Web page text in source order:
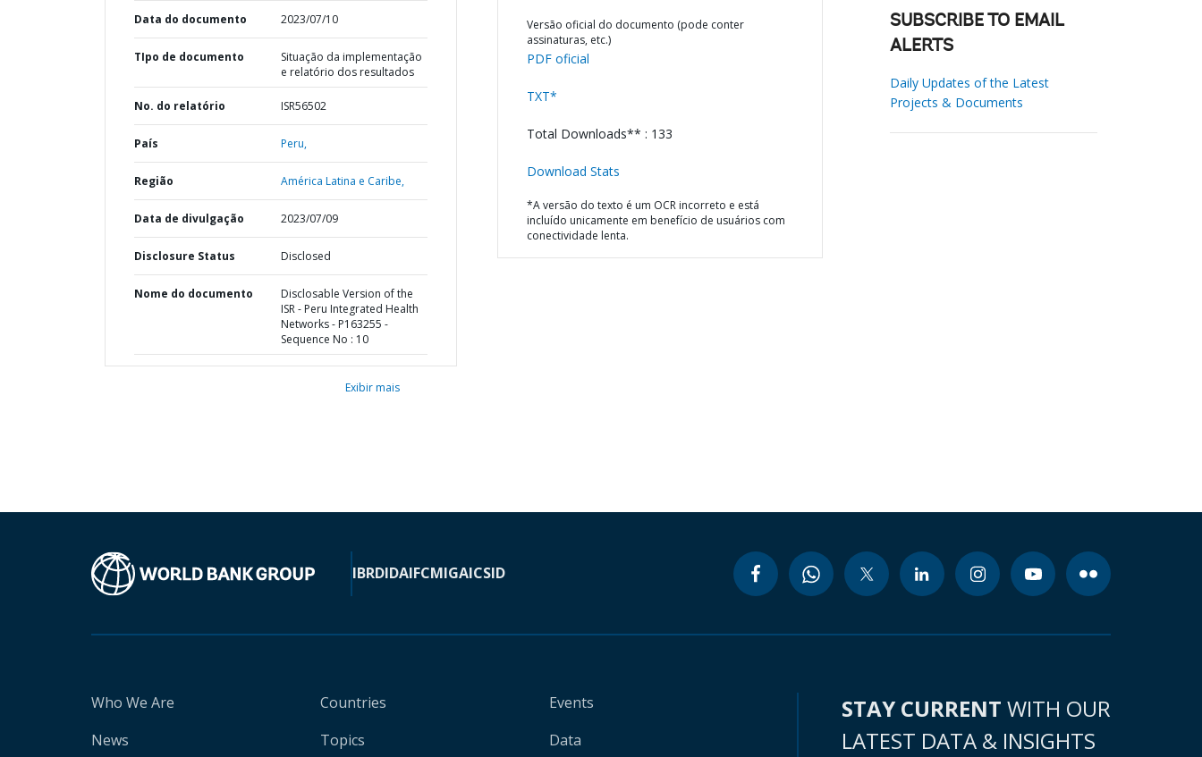
Data do documento 2023/07/10
TIpo de documento
Situação da implementação
e relatório dos resultados
No. do relatório ISR56502
País Peru,
Região América Latina e Caribe,
Data de divulgação 2023/07/09
Disclosure Status Disclosed
Nome do documento
Disclosable Version of the
ISR - Peru Integrated Health
Networks - P163255 -
Sequence No : 10
Exibir mais
Versão oficial do documento (pode conter
assinaturas, etc.)
PDF oficial
TXT*
Total Downloads** : 133
Download Stats
*A versão do texto é um OCR incorreto e está
incluído unicamente em benefício de usuários com
conectividade lenta.
SUBSCRIBE TO EMAIL
ALERTS
Daily Updates of the Latest
Projects & Documents
IBRDIDAIFCMIGAICSID
Who We Are
News
Countries
Topics
Events
Data
STAY CURRENT WITH OUR
LATEST DATA & INSIGHTS